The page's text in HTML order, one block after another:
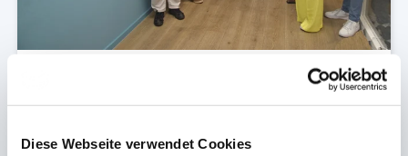
Diese Webseite verwendet Cookies
Gründungsoffensive Bergstraße - Anmeldeschluss
2026